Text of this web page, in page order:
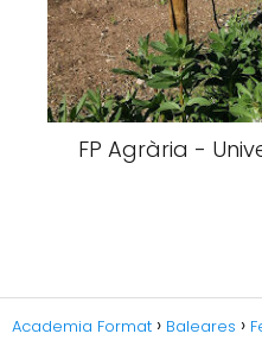
FP Agrària -
Academia Format Baleares